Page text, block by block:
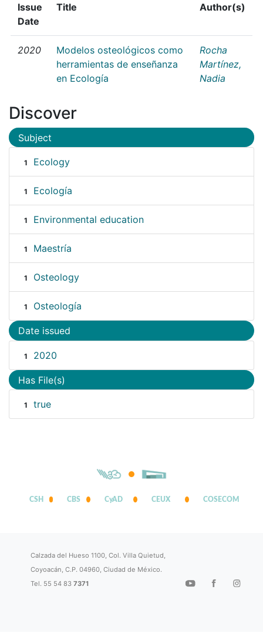
Issue
Date
Title Author(s)
2020
Modelos osteológicos como
herramientas de enseñanza
en Ecología
Rocha
Martínez,
Nadia
Discover
Subject
1 Ecology
1 Ecología
1 Environmental education
1 Maestría
1 Osteology
1 Osteología
Date issued
1 2020
Has File(s)
1 true
CSH CBS CyAD CEUX COSECOM
Calzada del Hueso 1100, Col. Villa Quietud,
Coyoacán, C.P. 04960, Ciudad de México.
Tel. 55 54 837371